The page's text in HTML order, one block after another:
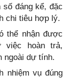
đáng kể, đặc
chi tiêu hợp lý.
thể nhận được
việc hoàn trả,
ngoài dự tính.
nhiệm vụ đúng